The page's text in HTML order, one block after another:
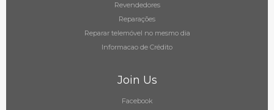
Revendedores
Reparações
Reparar telemóvel no mesmo dia
Informacao de Crédito
Join Us
Facebook